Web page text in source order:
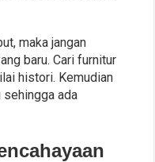
maka jangan
baru. Cari furnitur
histori. Kemudian
sehingga ada